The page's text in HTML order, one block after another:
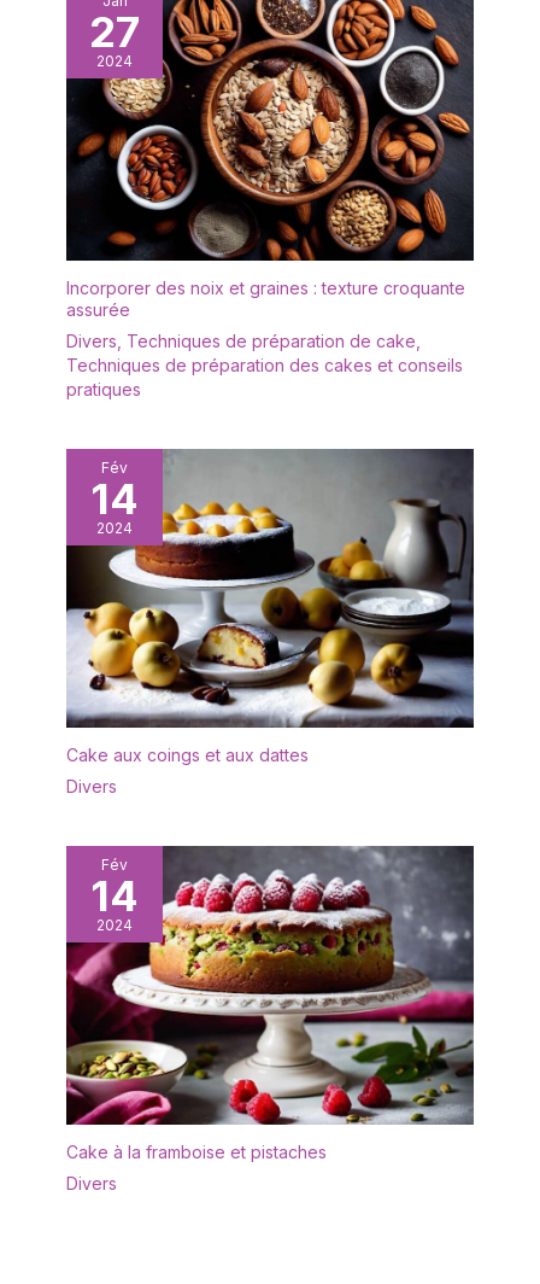
27
2024
Incorporer des noix et graines : texture croquante
assurée
Divers Techniques de préparation de cake
Techniques de préparation des cakes et conseils
pratiques
Fév
14
2024
Cake aux coings et aux dattes
Divers
Fév
14
2024
Cake à la framboise et pistaches
Divers